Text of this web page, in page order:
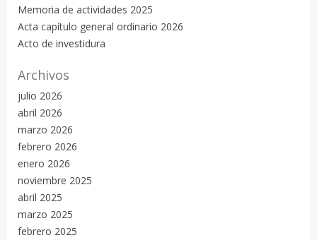
Memoria de actividades 2025
Acta capítulo general ordinario 2026
Acto de investidura
Archivos
julio 2026
abril 2026
marzo 2026
febrero 2026
enero 2026
noviembre 2025
abril 2025
marzo 2025
febrero 2025